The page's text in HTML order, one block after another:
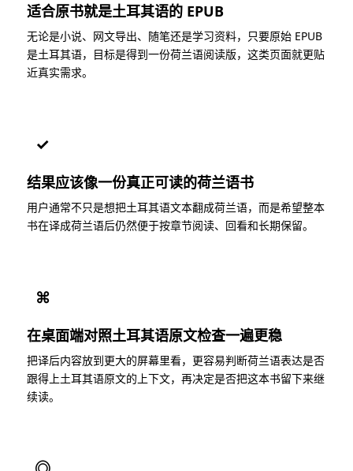
适合原书就是土耳其语的 EPUB
无论是小说、网文导出、随笔还是学习资料，只要原始 EPUB
是土耳其语，目标是得到一份荷兰语阅读版，这类页面就更贴
近真实需求。
✓
结果应该像一份真正可读的荷兰语书
用户通常不只是想把土耳其语文本翻成荷兰语，而是希望整本
书在译成荷兰语后仍然便于按章节阅读、回看和长期保留。
⌘
在桌面端对照土耳其语原文检查一遍更稳
把译后内容放到更大的屏幕里看，更容易判断荷兰语表达是否
跟得上土耳其语原文的上下文，再决定是否把这本书留下来继
续读。